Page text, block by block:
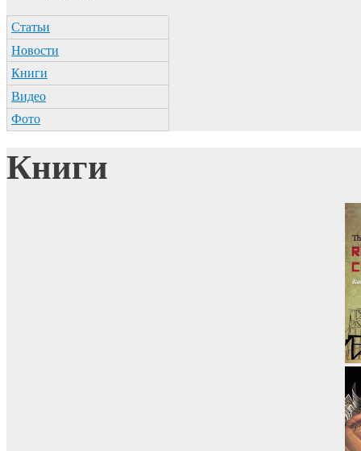
Статьи
Новости
Книги
Видео
Фото
Книги